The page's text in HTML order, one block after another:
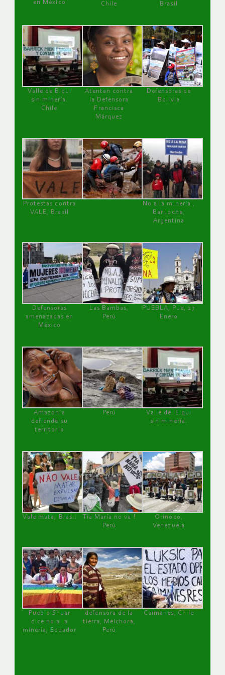
en México
Chile
Brasil
Valle de Elqui
sin minería.
Chile
Atentan contra
la Defensora
Francisca
Márquez
Defensoras de
Bolivia
Protestas contra
VALE, Brasil
No a la minería ,
Bariloche,
Argentina
Defensoras
amenazadas en
México
Las Bambas,
Perú
PUEBLA, Pue, 27
Enero
Amazonía
defiende su
territorio
Perú
Valle del Elqui
sin minería.
Vale mata, Brasil
Tía María no va !
Perú
Orinoco,
Venezuela
Pueblo Shuar
dice no a la
minería, Ecuador
defensora de la
tierra, Melchora,
Perú
Caimanes, Chile